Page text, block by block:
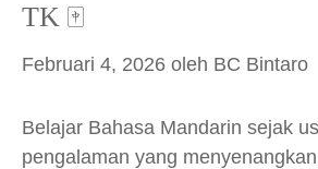
TK 🀄
Februari 4, 2026 oleh BC Bintaro
Belajar Bahasa Mandarin sejak
pengalaman yang